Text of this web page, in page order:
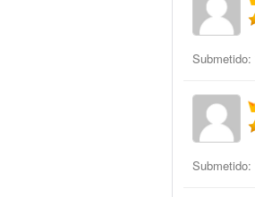
Submetido:
Submetido: